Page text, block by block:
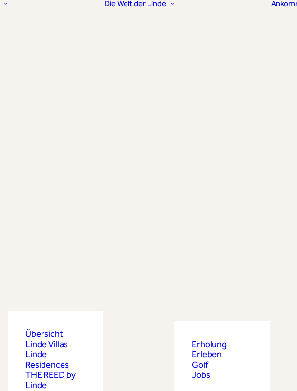
Übersicht
Linde Villas
Linde
Residences
THE REED by
Linde
Die Welt der Linde
Erholung
Erleben
Golf
Jobs